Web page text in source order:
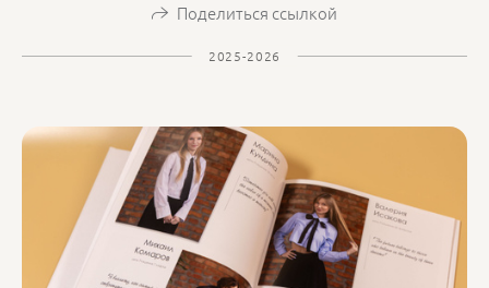
Поделиться ссылкой
2025-2026